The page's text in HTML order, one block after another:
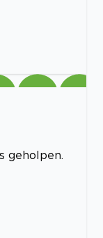
geholpen.